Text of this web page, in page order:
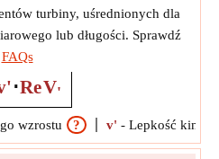
turbiny, uśrednionych dla
lub długości. Sprawdź
FAQs
⋅ReV'
wzrostu ? v' - Lepkość